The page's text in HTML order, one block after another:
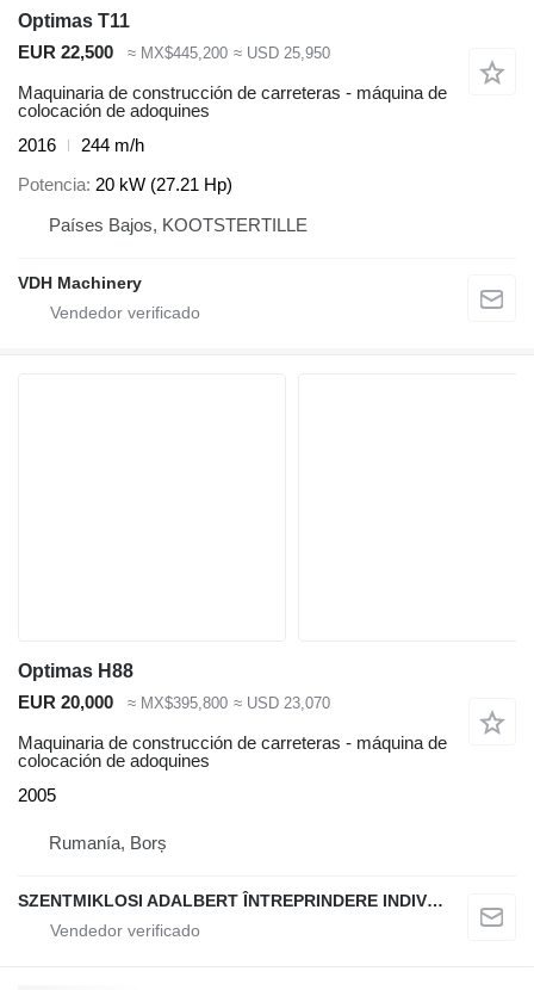
Optimas T11
EUR 22,500
≈ MX$445,200 ≈ USD 25,950
Maquinaria de construcción de carreteras - máquina de
colocación de adoquines
2016
244 m/h
Potencia 20 kW (27.21 Hp)
Países Bajos, KOOTSTERTILLE
VDH Machinery
Optimas H88
EUR 20,000
≈ MX$395,800 ≈ USD 23,070
Maquinaria de construcción de carreteras - máquina de
colocación de adoquines
2005
Rumanía, Borș
SZENTMIKLOSI ADALBERT ÎNTREPRINDERE INDIVIDUALĂ